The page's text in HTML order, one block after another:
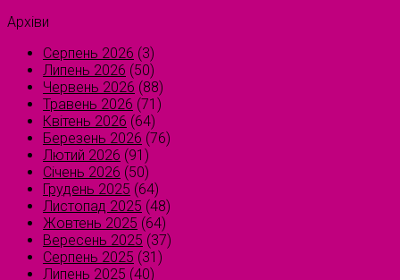
Архіви
Серпень 2026 (3)
Липень 2026 (50)
Червень 2026 (88)
Травень 2026 (71)
Квітень 2026 (64)
Березень 2026 (76)
Лютий 2026 (91)
Січень 2026 (50)
Грудень 2025 (64)
Листопад 2025 (48)
Жовтень 2025 (64)
Вересень 2025 (37)
Серпень 2025 (31)
Липень 2025 (40)